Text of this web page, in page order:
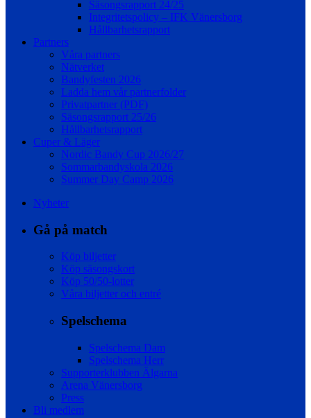
Säsongsrapport 24/25
Integritetspolicy – IFK Vänersborg
Hållbarhetsrapport
Partners
Våra partners
Nätverket
Bandyfesten 2026
Ladda hem vår partnerfolder
Privatpartner (PDF)
Säsongsrapport 25/26
Hållbarhetsrapport
Cuper & Läger
Nordic Bandy Cup 2026/27
Sommarbandyskola 2026
Summer Day Camp 2026
Nyheter
Gå på match
Köp biljetter
Köp säsongskort
Köp 50/50-lotter
Våra biljetter och entré
Spelschema
Spelschema Dam
Spelschema Herr
Supporterklubben Älgarna
Arena Vänersborg
Press
Bli medlem